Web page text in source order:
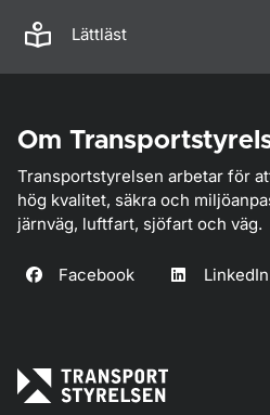
Lättläst
Om
Transportstyrelsen arbetar för
hög kvalitet, säkra och
järnväg, luftfart, sjöfart och väg.
Facebook LinkedIn